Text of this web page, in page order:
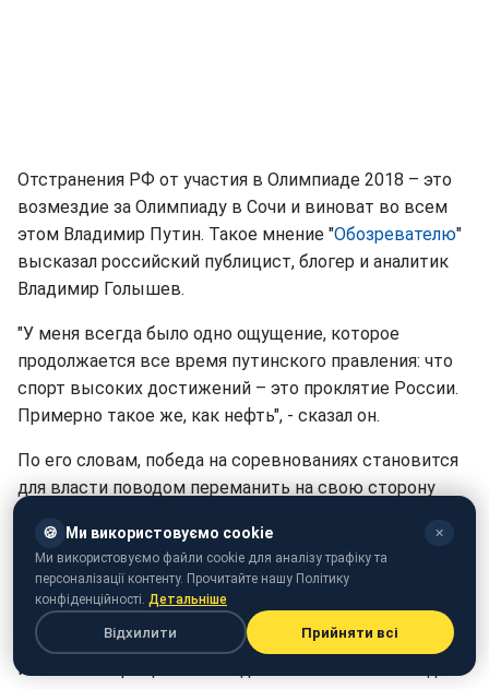
Отстранения РФ от участия в Олимпиаде 2018 – это
возмездие за Олимпиаду в Сочи и виноват во всем
этом Владимир Путин. Такое мнение "Обозревателю"
высказал российский публицист, блогер и аналитик
Владимир Голышев.
"У меня всегда было одно ощущение, которое
продолжается все время путинского правления: что
спорт высоких достижений – это проклятие России.
Примерно такое же, как нефть", - сказал он.
По его словам, победа на соревнованиях становится
для власти поводом переманить на свою сторону
"Потому что каждая ср*ная победа наших
великолепных олимпийцев, каждая золотая бирюлька
является всего лишь инструментом агитропа.
Причем, очень хитрым инструментом, потому что
именно им проще всего подлезть к сознанию людей.
🍪 Ми використовуємо cookie ✕
Ми використовуємо файли cookie для аналізу трафіку та
персоналізації контенту. Прочитайте нашу Політику
конфіденційності. Детальніше
Відхилити Прийняти всі